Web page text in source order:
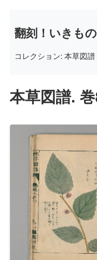
翻刻！いきも
コレクション: 本草図譜
本草図譜.